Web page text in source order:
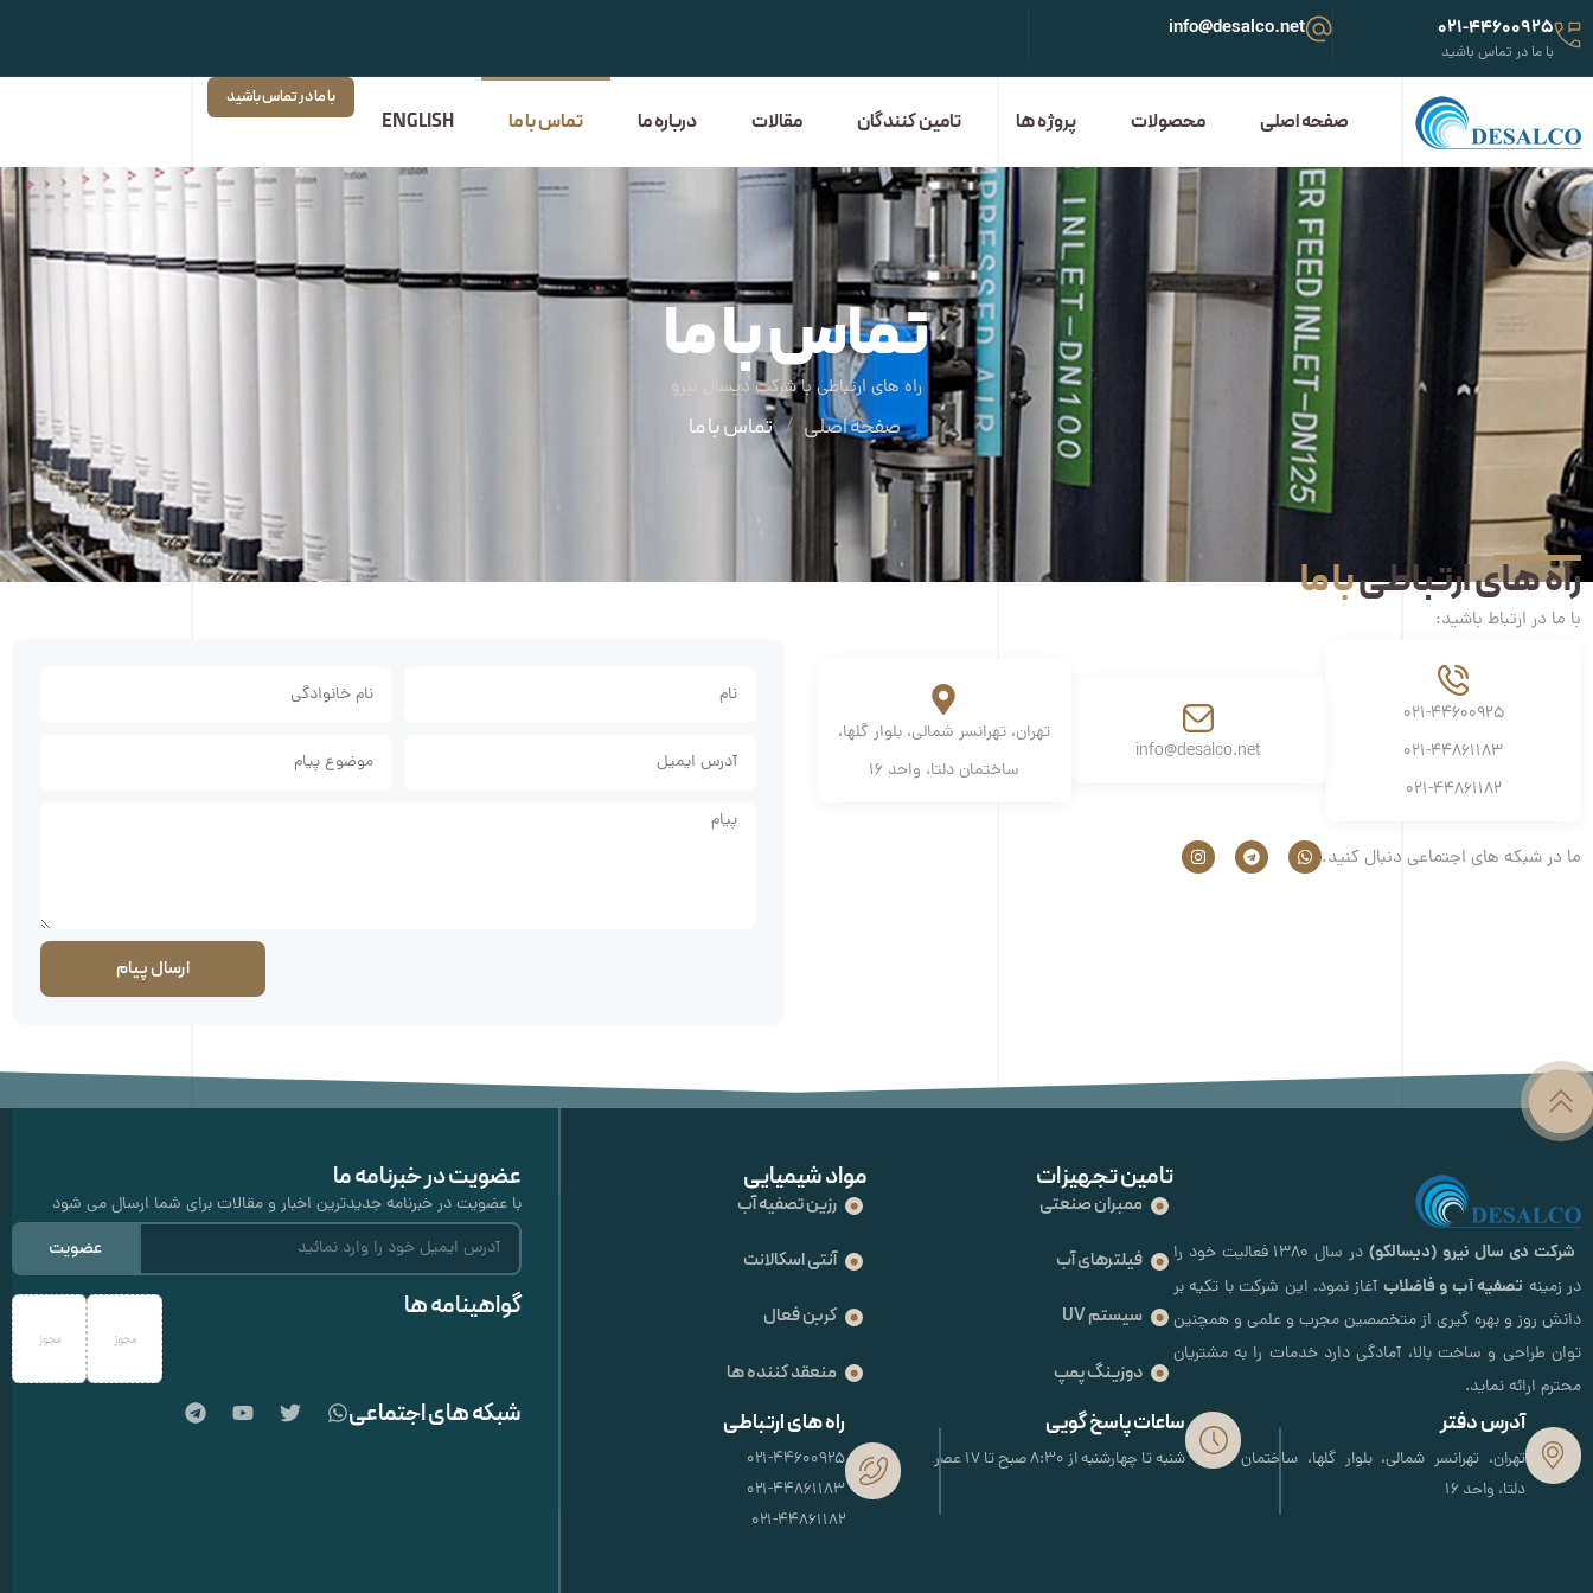
021-44600925
با ما در تماس باشید
info@desalco.net
صفحه اصلی محصولات پروژه ها تامین کنندگان مقالات درباره ما تماس با ما ENGLISH
با ما در تماس باشید
تماس با ما
راه های ارتباطی با شرکت دیسال نیرو
صفحه اصلی / تماس با ما
راه های ارتباطیبا ما
با ما در ارتباط باشید:
021-44600925
021-44861183
021-44861182
info@desalco.net
تهران، تهرانسر شمالی، بلوار گلها،
ساختمان دلتا، واحد 16
ما در شبکه های اجتماعی دنبال کنید.
ارسال پیام
شرکت دی سال نیرو (دیسالکو)
در سال ۱۳۸۰ فعالیت خود را
در زمینه تصفیه آب و فاضلاب آغاز نمود. این شرکت با تکیه بر
دانش روز و بهره گیری از متخصصین مجرب و علمی و همچنین
توان طراحی و ساخت بالا، آمادگی دارد خدمات را به مشتریان
محترم ارائه نماید.
تامین تجهیزات
ممبران صنعتی
فیلترهای آب
سیستم UV
دوزینگ پمپ
مواد شیمیایی
رزین تصفیه آب
آنتی اسکالانت
کربن فعال
منعقد کننده ها
آدرس دفتر
تهران، تهرانسر شمالی، بلوار گلها، ساختمان
دلتا، واحد 16
ساعات پاسخ گویی
شنبه تا چهارشنبه از 8:30 صبح تا 17 عصر
راه های ارتباطی
021-44600925
021-44861183
021-44861182
عضویت در خبرنامه ما
با عضویت در خبرنامه جدیدترین اخبار و مقالات برای شما ارسال می شود
عضویت
گواهینامه ها
شبکه های اجتماعی